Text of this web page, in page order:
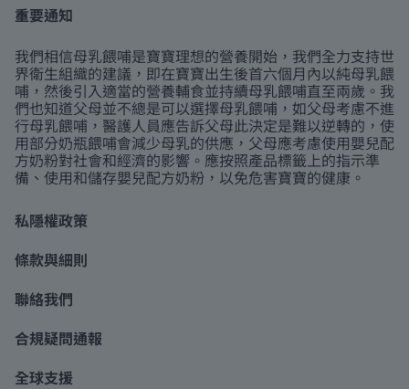
重要通知
我們相信母乳餵哺是寶寶理想的營養開始，我們全力支持世
界衛生組織的建議，即在寶寶出生後首六個月內以純母乳餵
哺，然後引入適當的營養輔食並持續母乳餵哺直至兩歲。我
們也知道父母並不總是可以選擇母乳餵哺，如父母考慮不進
行母乳餵哺，醫護人員應告訴父母此決定是難以逆轉的，使
用部分奶瓶餵哺會減少母乳的供應，父母應考慮使用嬰兒配
方奶粉對社會和經濟的影響。應按照產品標籤上的指示準
備、使用和儲存嬰兒配方奶粉，以免危害寶寶的健康。
私隱權政策
條款與細則
聯絡我們
合規疑問通報
全球支援